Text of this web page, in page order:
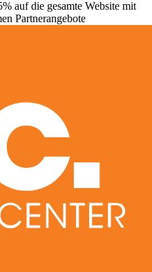
auf die gesamte Website mit
Partnerangebote